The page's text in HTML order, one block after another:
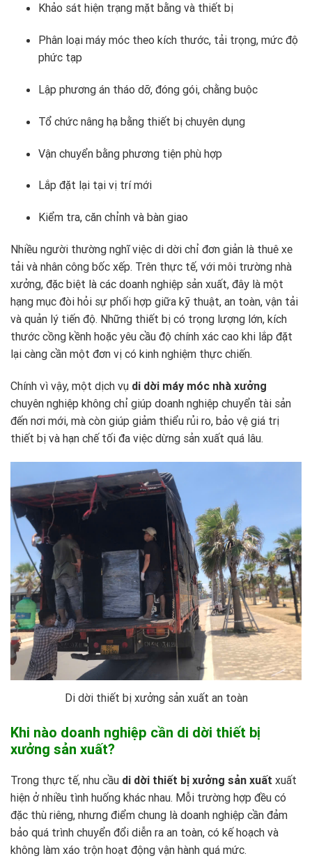
Khảo sát hiện trạng mặt bằng và thiết bị
Phân loại máy móc theo kích thước, tải trọng, mức độ
phức tạp
Lập phương án tháo dỡ, đóng gói, chằng buộc
Tổ chức nâng hạ bằng thiết bị chuyên dụng
Vận chuyển bằng phương tiện phù hợp
Lắp đặt lại tại vị trí mới
Kiểm tra, căn chỉnh và bàn giao
Nhiều người thường nghĩ việc di dời chỉ đơn giản là thuê xe
tải và nhân công bốc xếp. Trên thực tế, với môi trường nhà
xưởng, đặc biệt là các doanh nghiệp sản xuất, đây là một
hạng mục đòi hỏi sự phối hợp giữa kỹ thuật, an toàn, vận tải
và quản lý tiến độ. Những thiết bị có trọng lượng lớn, kích
thước cồng kềnh hoặc yêu cầu độ chính xác cao khi lắp đặt
lại càng cần một đơn vị có kinh nghiệm thực chiến.
Chính vì vậy, một dịch vụ di dời máy móc nhà xưởng
chuyên nghiệp không chỉ giúp doanh nghiệp chuyển tài sản
đến nơi mới, mà còn giúp giảm thiểu rủi ro, bảo vệ giá trị
thiết bị và hạn chế tối đa việc dừng sản xuất quá lâu.
Di dời thiết bị xưởng sản xuất an toàn
Khi nào doanh nghiệp cần di dời thiết bị
xưởng sản xuất?
Trong thực tế, nhu cầu di dời thiết bị xưởng sản xuất xuất
hiện ở nhiều tình huống khác nhau. Mỗi trường hợp đều có
đặc thù riêng, nhưng điểm chung là doanh nghiệp cần đảm
bảo quá trình chuyển đổi diễn ra an toàn, có kế hoạch và
không làm xáo trộn hoạt động vận hành quá mức.